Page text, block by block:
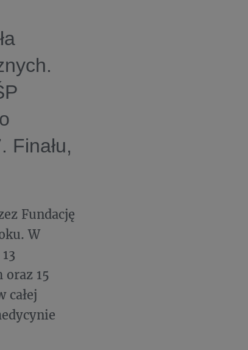
Finału,
Fundację
W
15
całej